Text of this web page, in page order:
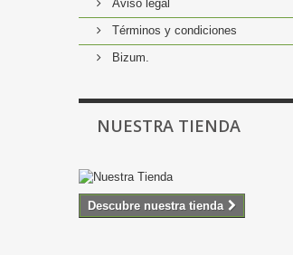
Aviso legal
Términos y condiciones
Bizum.
NUESTRA TIENDA
Descubre nuestra tienda